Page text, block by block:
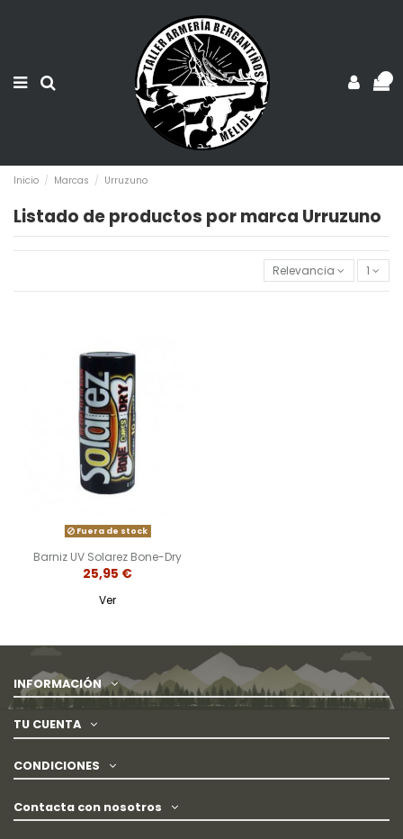
Inicio Marcas Urruzuno
Listado de productos por marca Urruzuno
Relevancia 1
Fuera de stock
Barniz UV Solarez Bone-Dry
25,95 €
Ver
INFORMACIÓN
TU CUENTA
CONDICIONES
Contacta con nosotros